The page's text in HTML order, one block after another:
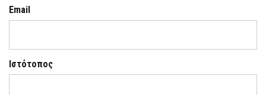
Email
Ιστότοπος